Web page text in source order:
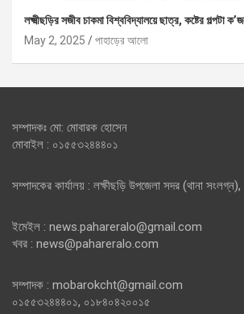
লক্ষ্মীছড়ির সজীব চাকমা বিশ্ববিদ্যালয়ে ছাত্র, কষ্টের গল্পটা
May 2, 2025
পাহাড়ের আলো
সম্পাদকঃ মো: মোবারক হোসেন
মোবাইল : ০১৫৫৩২৪৪৪০১
সম্পাদকের কার্যালয় : লক্ষীছড়ি উপজেলা সদর (থানা সংলগ্ন),
ইমেইল : news.pahareralo@gmail.com
খবর : news@pahareralo.com
সম্পাদক : mobarokcht@gmail.com
০১৫৫৩২৪৪৪০১, ০১৮৪০৪২০০১৫